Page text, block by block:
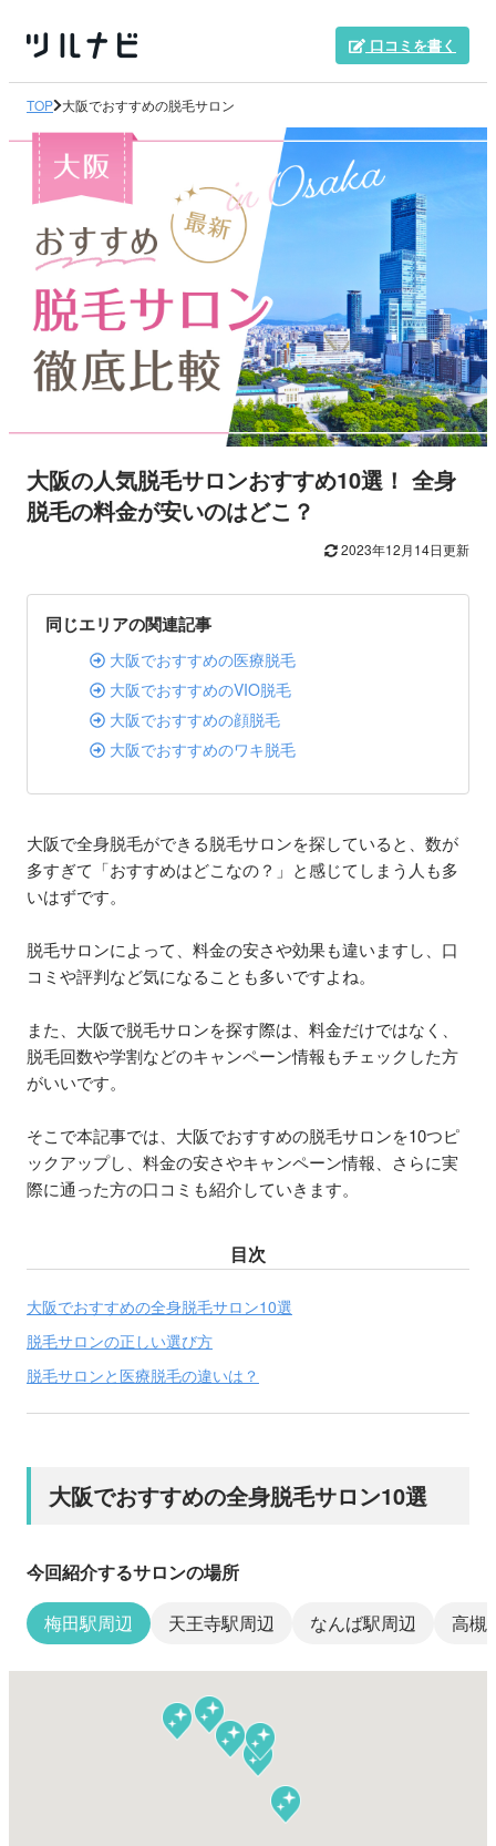
口コミを書く
TOP 大阪でおすすめの脱毛サロン
大阪の人気脱毛サロンおすすめ10選！ 全身
脱毛の料金が安いのはどこ？
2023年12月14日更新
同じエリアの関連記事
大阪でおすすめの医療脱毛
大阪でおすすめのVIO脱毛
大阪でおすすめの顔脱毛
大阪でおすすめのワキ脱毛
大阪で全身脱毛ができる脱毛サロンを探していると、数が
多すぎて「おすすめはどこなの？」と感じてしまう人も多
いはずです。
脱毛サロンによって、料金の安さや効果も違いますし、口
コミや評判など気になることも多いですよね。
また、大阪で脱毛サロンを探す際は、料金だけではなく、
脱毛回数や学割などのキャンペーン情報もチェックした方
がいいです。
そこで本記事では、大阪でおすすめの脱毛サロンを10つピ
ックアップし、料金の安さやキャンペーン情報、さらに実
際に通った方の口コミも紹介していきます。
目次
大阪でおすすめの全身脱毛サロン10選
脱毛サロンの正しい選び方
脱毛サロンと医療脱毛の違いは？
大阪でおすすめの全身脱毛サロン10選
今回紹介するサロンの場所
梅田駅周辺
天王寺駅周辺 なんば駅周辺 高槻